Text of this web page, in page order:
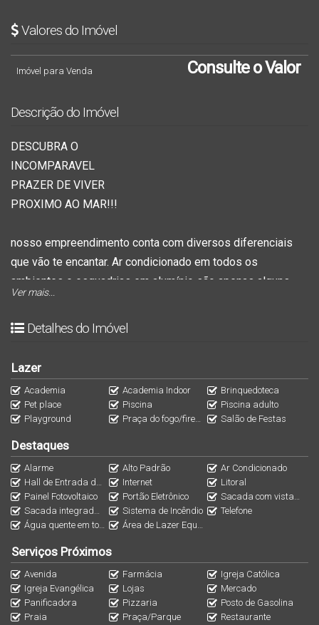
Valores do Imóvel
Consulte o Valor
Imóvel para Venda
Descrição do Imóvel
DESCUBRA O
INCOMPARAVEL
PRAZER DE VIVER
PROXIMO AO MAR!!!
nosso empreendimento conta com diversos diferenciais
que vão te encantar. Ar condicionado em todos os
ambientes e esquadrias em alumínio são apenas alguns
dos detalhes que fazem do nosso condomínio um lugar
único.
empreendimento. Totalmente equipada e decorada, ela
oferece opções para toda a família se divertir.
Brinquedoteca, piscinas, hall de entrada decorado e até
seu animal de estimação.
Pensando no seu conforto, nosso condomínio possui
elevador, oque facilita seu deslocamento ate se
apartamento. Além disso, estamos preparados para
receber energia fotovoltaica, o que garante uma economia
significativa na sua conta de luz.
Os apartamentos são espaçosos e modernos, com opções
Ver mais...
Detalhes do Imóvel
Lazer
Academia Academia Indoor
Brinquedoteca
Pet place
Piscina
Piscina adulto
Playground
Praça do fogo/fireplace Salão de Festas
Destaques
Alarme Alto Padrão
Ar Condicionado
Hall de Entrada decorado
Internet
Litoral
Painel Fotovoltaico
Portão Eletrônico
Sacada com vista panorâmica para a Praia e com 14 m²
Sacada integrada ao living
Sistema de Incêndio
Telefone
Água quente em todos os pontos
Área de Lazer Equipada e Decorada
Serviços Próximos
Avenida Farmácia
Igreja Católica
Igreja Evangélica
Lojas
Mercado
Panificadora
Pizzaria
Posto de Gasolina
Praia
Praça/Parque
Restaurante